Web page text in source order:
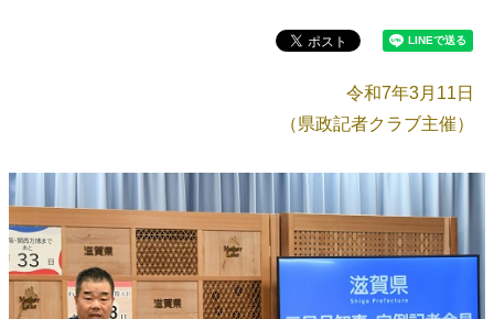
令和7年3月11日
（県政記者クラブ主催）